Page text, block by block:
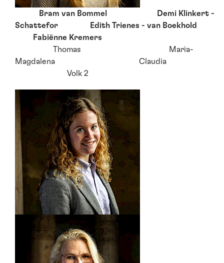
Bram van Bommel Demi Klinkert -
Schattefor Edith Trienes - van Boekhold
Fabiënne Kremers
Thomas Maria-
Magdalena Claudia
Volk 2